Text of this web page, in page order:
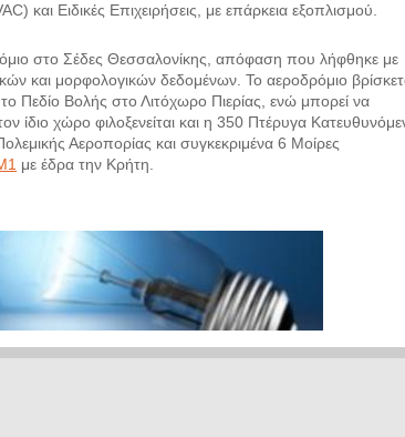
και Ειδικές Επιχειρήσεις, με επάρκεια εξοπλισμού.
στο Σέδες Θεσσαλονίκης, απόφαση που λήφθηκε με
και μορφολογικών δεδομένων. Το αεροδρόμιο
Πεδίο Βολής στο Λιτόχωρο Πιερίας, ενώ μπορεί να
ίδιο χώρο φιλοξενείται και η 350 Πτέρυγα
Αεροπορίας και συγκεκριμένα 6 Μοίρες
με έδρα την Κρήτη.